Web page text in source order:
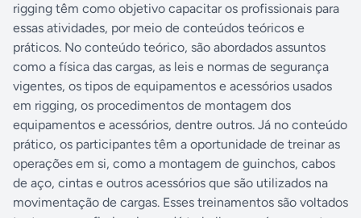
rigging têm como objetivo capacitar os profissionais para
essas atividades, por meio de conteúdos teóricos e
práticos. No conteúdo teórico, são abordados assuntos
como a física das cargas, as leis e normas de segurança
vigentes, os tipos de equipamentos e acessórios usados
em rigging, os procedimentos de montagem dos
equipamentos e acessórios, dentre outros. Já no conteúdo
prático, os participantes têm a oportunidade de treinar as
operações em si, como a montagem de guinchos, cabos
de aço, cintas e outros acessórios que são utilizados na
movimentação de cargas. Esses treinamentos são voltados